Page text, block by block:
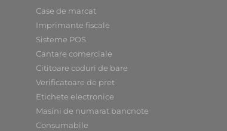
Case de marcat
Imprimante fiscale
Sisteme POS
Cantare comerciale
Cititoare coduri de bare
Verificatoare de pret
Etichete electronice
Masini de numarat bancnote
Consumabile